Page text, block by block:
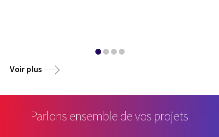
Voir plus
Parlons ensemble de vos projets